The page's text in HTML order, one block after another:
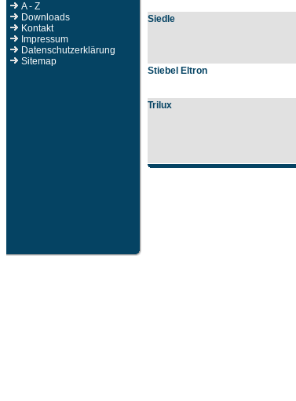
A - Z
Downloads
Kontakt
Impressum
Datenschutzerklärung
Sitemap
Siedle
Stiebel Eltron
Trilux